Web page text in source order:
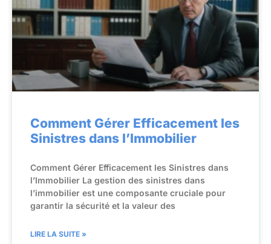
Comment Gérer Efficacement les
Sinistres dans l’Immobilier
Comment Gérer Efficacement les Sinistres dans
l’Immobilier La gestion des sinistres dans
l’immobilier est une composante cruciale pour
garantir la sécurité et la valeur des
LIRE LA SUITE »